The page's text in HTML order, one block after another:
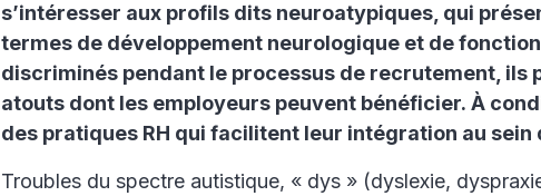
s’intéresser aux profils dits neuroatypiques, qui
termes de développement neurologique et de
discriminés pendant le processus de recrutement, ils
atouts dont les employeurs peuvent bénéficier. À
des pratiques RH qui facilitent leur intégration au
Troubles du spectre autistique, « dys » (dyslexie,